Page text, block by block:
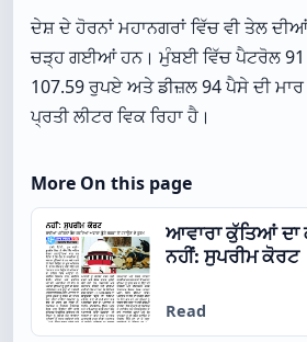
ਦੇਸ਼ ਦੇ ਹੋਰਨਾਂ ਮਹਾਨਗਰਾਂ ਵਿੱਚ ਵੀ ਤੇਲ
ਚੜ੍ਹ ਗਈਆਂ ਹਨ। ਮੁੰਬਈ ਵਿੱਚ ਪੈਟਰੋਲ 91
107.59 ਰੁਪਏ ਅਤੇ ਡੀਜ਼ਲ 94 ਪੈਸੇ ਦੀ
ਪ੍ਰਤੀ ਲੀਟਰ ਵਿਕ ਰਿਹਾ ਹੈ।
More On this page
ਆਵਾਰਾ ਕੁੱਤਿਆਂ ਦਾ
ਨਹੀਂ: ਸੁਪਰੀਮ ਕੋਰਟ
Read